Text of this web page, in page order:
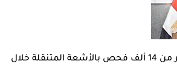
وزارة الصحة: أكثر من 14 ألف فحص بالأشعة المتنقلة خلال